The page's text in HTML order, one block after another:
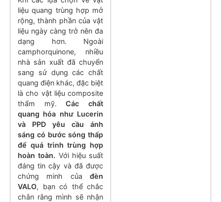
liệu quang trùng hợp mở
rộng, thành phần của vật
liệu ngày càng trở nên đa
dạng hơn. Ngoài
camphorquinone, nhiều
nhà sản xuất đã chuyển
sang sử dụng các chất
quang điện khác, đặc biệt
là cho vật liệu composite
thẩm mỹ.Các chất
quang hóa như Lucerin
và PPD yêu cầu ánh
sáng có bước sóng thấp
để quá trình trùng hợp
hoàn toàn. Với hiệu suất
đáng tin cậy và đã được
chứng minh của đèn
VALO, bạn có thể chắc
chắn rằng mình sẽ nhận